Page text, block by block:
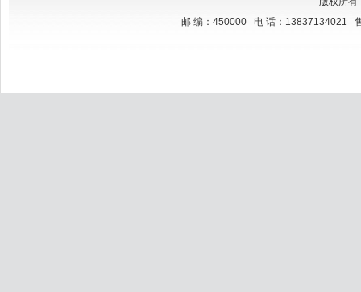
邮 编：450000 电 话：13837134021